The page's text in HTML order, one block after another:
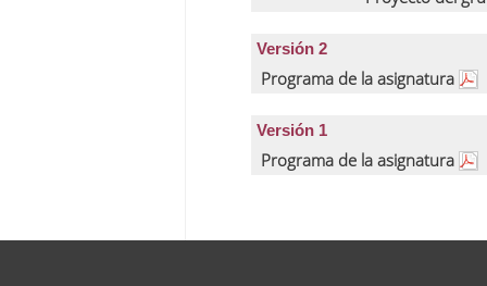
Versión 2
Programa de la asignatura
Versión 1
Programa de la asignatura